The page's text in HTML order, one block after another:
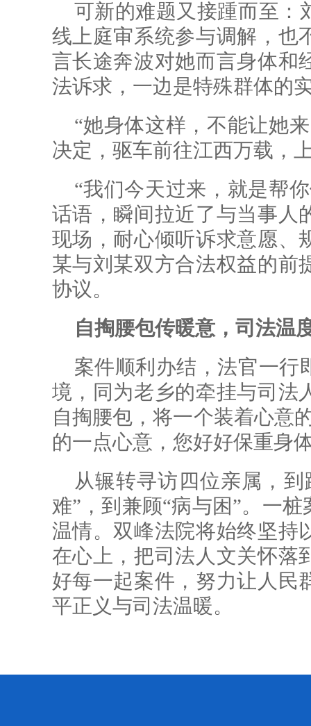
可新的难题又接踵而至：
线上庭审系统参与调解，也
言长途奔波对她而言身体和
法诉求，一边是特殊群体的
“她身体这样，不能让她
决定，驱车前往江西万载，
“我们今天过来，就是帮
话语，瞬间拉近了与当事人
现场，耐心倾听诉求意愿、
某与刘某双方合法权益的前
协议。
自掏腰包传暖意，司法温
案件顺利办结，法官一行
境，同为老乡的牵挂与司法
自掏腰包，将一个装着心意
的一点心意，您好好保重身
从辗转寻访四位亲属，
难”，到兼顾“病与困”。一
温情。双峰法院将始终坚持
在心上，把司法人文关怀落
好每一起案件，努力让人民
平正义与司法温暖。